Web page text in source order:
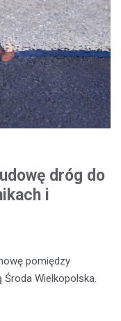
dróg do
i
pomiędzy
Wielkopolska.